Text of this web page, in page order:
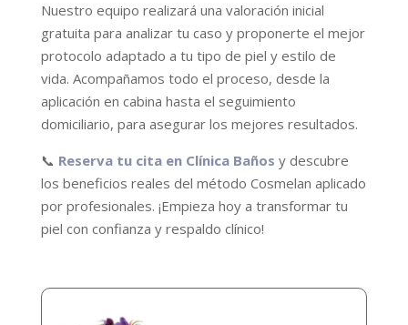
Nuestro equipo realizará una valoración inicial
gratuita para analizar tu caso y proponerte el mejor
protocolo adaptado a tu tipo de piel y estilo de
vida. Acompañamos todo el proceso, desde la
aplicación en cabina hasta el seguimiento
domiciliario, para asegurar los mejores resultados.
📞 Reserva tu cita en Clínica Baños y descubre
los beneficios reales del método Cosmelan aplicado
por profesionales. ¡Empieza hoy a transformar tu
piel con confianza y respaldo clínico!